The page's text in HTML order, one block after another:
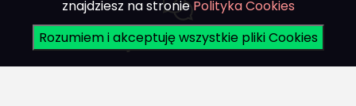
Profesjonalne doradztwo
znajdziesz na stroniePolityka Cookies
Rozumiem i akceptuję wszystkie pliki Cookies